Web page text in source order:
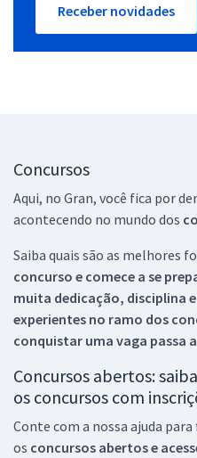
Receber novidades
Concursos
Aqui, no Gran, você fica por
acontecendo no mundo dos
Saiba quais são as melhores
concurso e comece a se
muita dedicação, disciplina
experientes no ramo dos
conquistar uma vaga passa
Concursos abertos:
os concursos com
Conte com a nossa ajuda
os concursos abertos e